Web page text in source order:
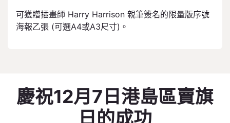
可獲贈插畫師 Harry Harrison 親筆簽名的限量版序號
海報乙張 (可選A4或A3尺寸)。
慶祝12月7日港島區賣旗
日的成功